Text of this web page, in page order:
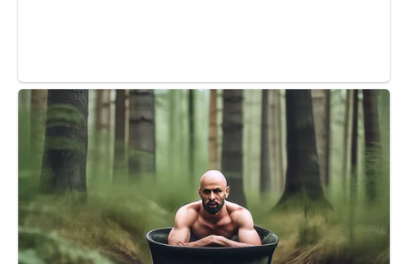
І під кінець душі моєї допоможи мені, окаянному, умоли
Господа Бога, всього творіння Творче, избавити ма
повітряних митарств і вічної муки; да завжди прославляю
Отця, і Сина, і Святого Духа, і твоє милостиво
предстательство, нині і повсякчас, і на віки віків. Амінь.»
Молитви читаються регулярно, бажано стоячи перед
образами святих, до яких звертаєтеся. Старанна молитва
допоможе позбутися від боргів і розрахуватися з